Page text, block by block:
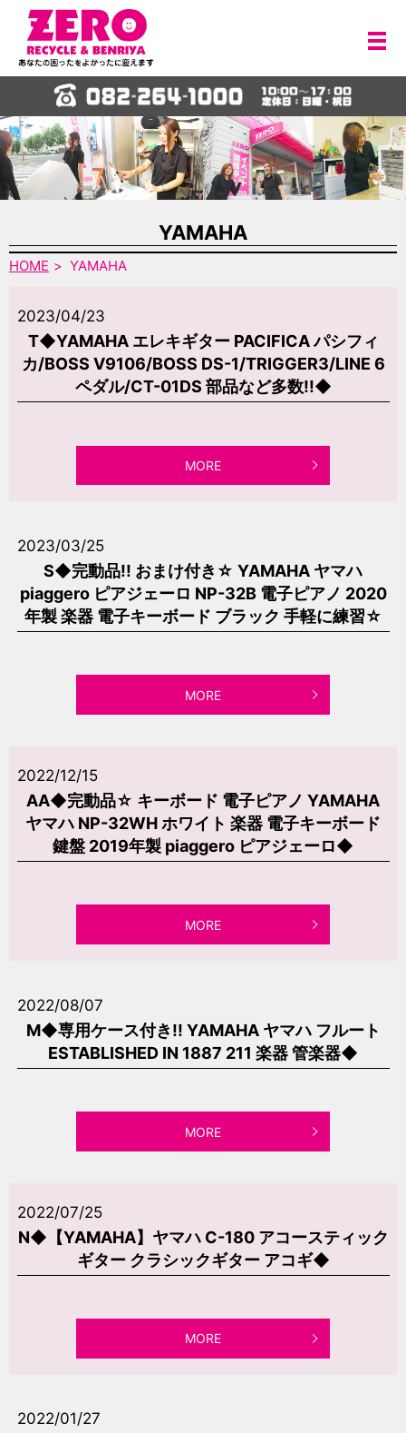
メ
YAMAHA
HOME YAMAHA
2023/04/23
T◆YAMAHA エレキギター PACIFICA パシフィ
カ/BOSS V9106/BOSS DS-1/TRIGGER3/LINE 6
ペダル/CT-01DS 部品など多数!!◆
MORE
2023/03/25
S◆完動品!! おまけ付き☆ YAMAHA ヤマハ
piaggero ピアジェーロ NP-32B 電子ピアノ 2020
年製 楽器 電子キーボード ブラック 手軽に練習☆
MORE
2022/12/15
AA◆完動品☆ キーボード 電子ピアノ YAMAHA
ヤマハ NP-32WH ホワイト 楽器 電子キーボード
鍵盤 2019年製 piaggero ピアジェーロ◆
MORE
2022/08/07
M◆専用ケース付き!! YAMAHA ヤマハ フルート
ESTABLISHED IN 1887 211 楽器 管楽器◆
MORE
2022/07/25
N◆【YAMAHA】ヤマハ C-180 アコースティック
ギター クラシックギター アコギ◆
MORE
2022/01/27